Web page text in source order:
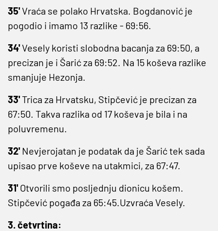
35'Vraća se polako Hrvatska. Bogdanović je
pogodio i imamo 13 razlike - 69:56.
34'Vesely koristi slobodna bacanja za 69:50, a
precizan je i Šarić za 69:52. Na 15 koševa razlike
smanjuje Hezonja.
33'Trica za Hrvatsku, Stipčević je precizan za
67:50. Takva razlika od 17 koševa je bila i na
poluvremenu.
32' Nevjerojatan je podatak da je Šarić tek sada
upisao prve koševe na utakmici, za 67:47.
31' Otvorili smo posljednju dionicu košem.
Stipčević pogađa za 65:45.Uzvraća Vesely.
3. četvrtina: